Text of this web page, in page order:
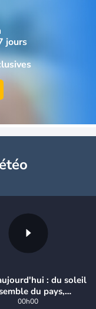
jours
: du soleil
du pays,
au sud-est
00h00